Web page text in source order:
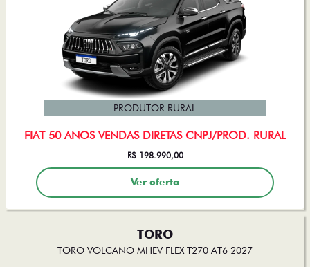
FIAT 50 ANOS VENDAS DIRETAS CNPJ/PROD. RURAL
PRODUTOR RURAL
R$ 198.990,00
Ver oferta
TORO
TORO VOLCANO MHEV FLEX T270 AT6 2027